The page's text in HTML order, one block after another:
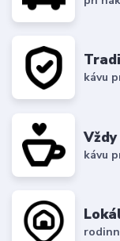
kávu
kávu